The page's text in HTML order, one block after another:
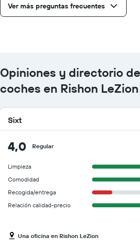
Ver más preguntas frecuentes
Opiniones y directorio
coches en Rishon LeZion
Sixt
4,0 Regular
Limpieza
Comodidad
Recogida/entrega
Relación calidad-precio
Una oficina en Rishon LeZion